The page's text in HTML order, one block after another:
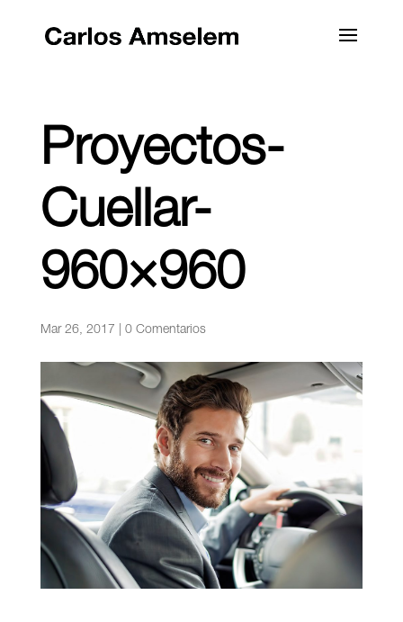
Proyectos-
Cuellar-
960×960
Mar 26, 2017 0 Comentarios